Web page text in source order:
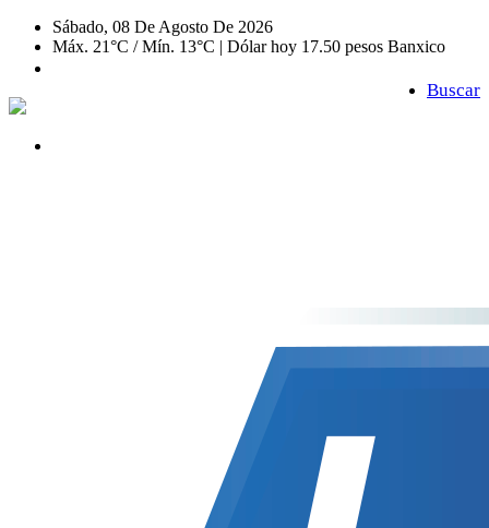
Sábado, 08 De Agosto De 2026
Máx. 21°C / Mín. 13°C | Dólar hoy 17.50 pesos Banxico
Buscar